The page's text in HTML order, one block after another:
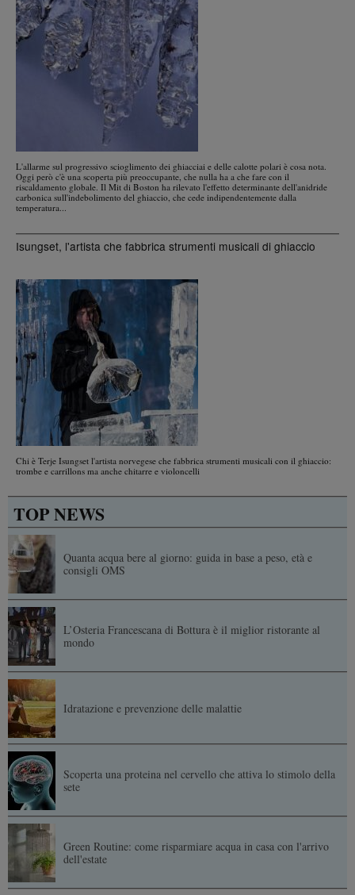
L'allarme sul progressivo scioglimento dei ghiacciai e delle calotte polari è cosa nota.
Oggi però c'è una scoperta più preoccupante, che nulla ha a che fare con il
riscaldamento globale. Il Mit di Boston ha rilevato l'effetto determinante dell'anidride
carbonica sull'indebolimento del ghiaccio, che cede indipendentemente dalla
temperatura...
Isungset, l'artista che fabbrica strumenti musicali di ghiaccio
Chi è Terje Isungset l'artista norvegese che fabbrica strumenti musicali con il ghiaccio:
trombe e carrillons ma anche chitarre e violoncelli
TOP NEWS
Quanta acqua bere al giorno: guida in base a peso, età e
consigli OMS
L’Osteria Francescana di Bottura è il miglior ristorante al
mondo
Idratazione e prevenzione delle malattie
Scoperta una proteina nel cervello che attiva lo stimolo della
sete
Green Routine: come risparmiare acqua in casa con l'arrivo
dell'estate